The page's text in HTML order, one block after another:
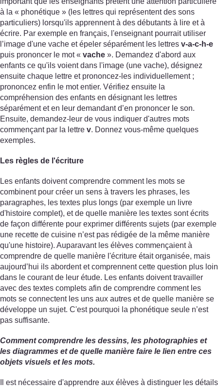
à la « phonétique » (les lettres qui représentent des sons
particuliers) lorsqu'ils apprennent à des débutants à lire et à
écrire. Par exemple en français, l'enseignant pourrait utiliser
l’image d'une vache et épeler séparément les lettres v-a-c-h-e
puis prononcer le mot « vache ». Demandez d'abord aux
enfants ce qu'ils voient dans l'image (une vache), désignez
ensuite chaque lettre et prononcez-les individuellement ;
prononcez enfin le mot entier. Vérifiez ensuite la
compréhension des enfants en désignant les lettres
séparément et en leur demandant d’en prononcer le son.
Ensuite, demandez-leur de vous indiquer d'autres mots
commençant par la lettre v. Donnez vous-même quelques
exemples.
Les règles de l'écriture
Les enfants doivent comprendre comment les mots se
combinent pour créer un sens à travers les phrases, les
paragraphes, les textes plus longs (par exemple un livre
d'histoire complet), et de quelle manière les textes sont écrits
de façon différente pour exprimer différents sujets (par exemple
une recette de cuisine n’est pas rédigée de la même manière
qu'une histoire). Auparavant les élèves commençaient à
comprendre de quelle manière l'écriture était organisée, mais
aujourd’hui ils abordent et comprennent cette question plus loin
dans le courant de leur étude. Les enfants doivent travailler
avec des textes complets afin de comprendre comment les
mots se connectent les uns aux autres et de quelle manière se
développe un sujet. C'est pourquoi la phonétique seule n’est
pas suffisante.
Comment comprendre les dessins, les photographies et
les diagrammes et de quelle manière faire le lien entre ces
objets visuels et les mots.
Il est nécessaire d'apprendre aux élèves à distinguer les détails